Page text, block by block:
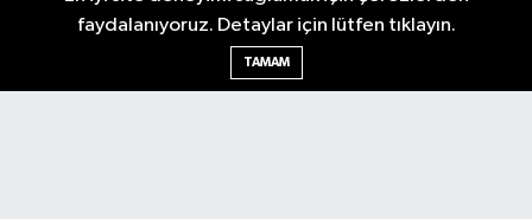
Ankara Nöbetçi Eczaneler
faydalanıyoruz. Detaylar için lütfen tıklayın.
TAMAM